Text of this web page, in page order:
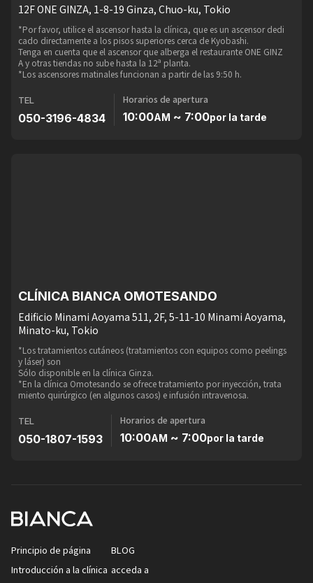
12F ONE GINZA, 1-8-19 Ginza, Chuo-ku, Tokio
*Por favor, utilice el ascensor hasta la clínica, que es un ascensor dedi
cado directamente a los pisos superiores cerca de Kyobashi.
Tenga en cuenta que el ascensor que alberga el restaurante ONE GINZ
A y otras tiendas no sube hasta la 12ª planta.
*Los ascensores matinales funcionan a partir de las 9:50 h.
TEL
050-3196-4834
Horarios de apertura
10:00AM ~ 7:00por la tarde
CLÍNICA BIANCA OMOTESANDO
Edificio Minami Aoyama 511, 2F, 5-11-10 Minami Aoyama,
Minato-ku, Tokio
*Los tratamientos cutáneos (tratamientos con equipos como peelings
y láser) son
Sólo disponible en la clínica Ginza.
*En la clínica Omotesando se ofrece tratamiento por inyección, trata
miento quirúrgico (en algunos casos) e infusión intravenosa.
TEL
050-1807-1593
Horarios de apertura
10:00AM ~ 7:00por la tarde
Principio de página
Introducción a la clínica
BLOG
acceda a